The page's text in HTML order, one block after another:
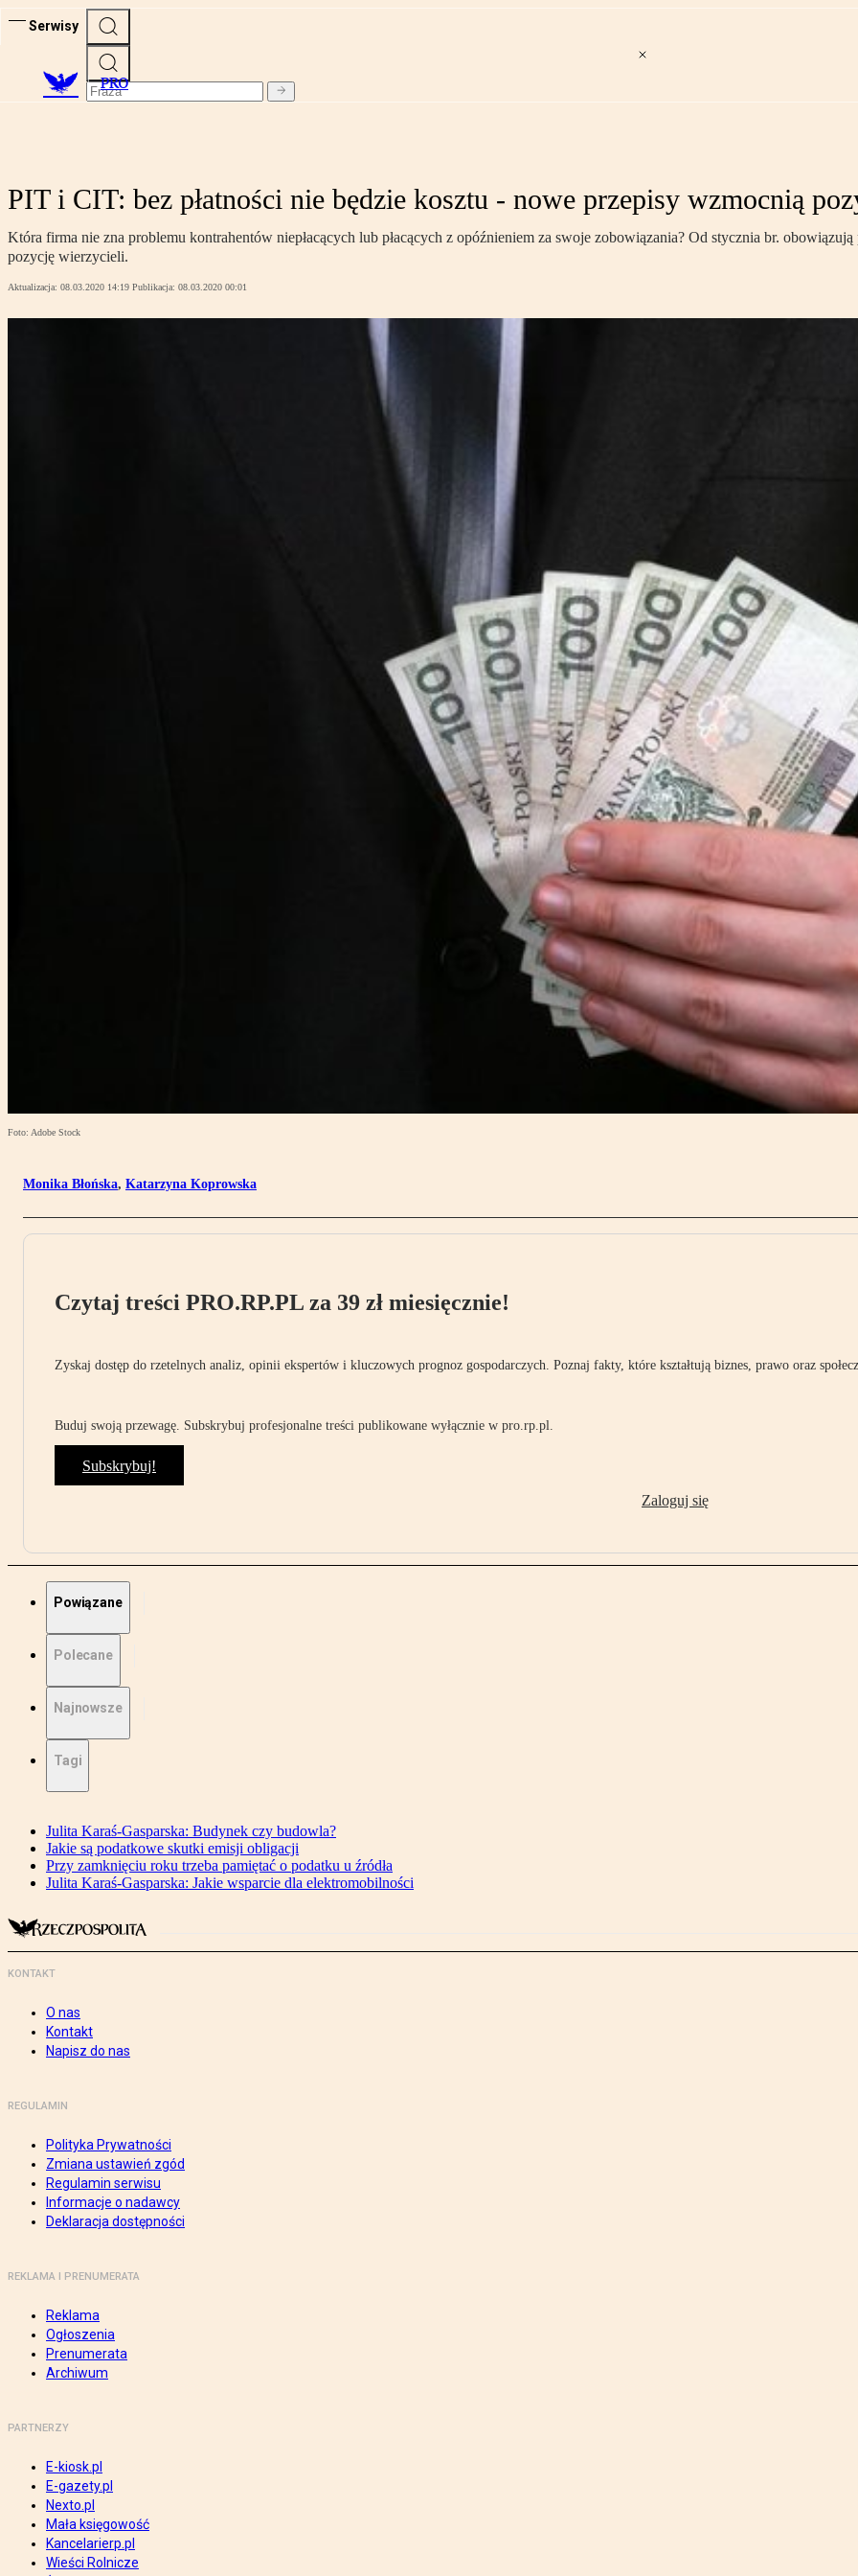
Serwisy
PRO
PIT i CIT: bez płatności nie będzie kosztu - nowe przepisy wzmocnią
Która firma nie zna problemu kontrahentów niepłacących lub płacących z opóźnieniem za swoje zobowiązania? Od stycznia br.
pozycję wierzycieli.
Aktualizacja: 08.03.2020 14:19 Publikacja: 08.03.2020 00:01
Foto: Adobe Stock
Monika Błońska, Katarzyna Koprowska
Czytaj treści PRO.RP.PL za 39 zł miesięcznie!
Zyskaj dostęp do rzetelnych analiz, opinii ekspertów i kluczowych prognoz gospodarczych. Poznaj fakty, które kształtują biznes, prawo oraz
Buduj swoją przewagę. Subskrybuj profesjonalne treści publikowane wyłącznie w pro.rp.pl.
Subskrybuj!
Zaloguj się
Powiązane
Polecane
Najnowsze
Tagi
Julita Karaś-Gasparska: Budynek czy budowla?
Jakie są podatkowe skutki emisji obligacji
Przy zamknięciu roku trzeba pamiętać o podatku u źródła
Julita Karaś-Gasparska: Jakie wsparcie dla elektromobilności
KONTAKT
O nas
Kontakt
Napisz do nas
REGULAMIN
Polityka Prywatności
Zmiana ustawień zgód
Regulamin serwisu
Informacje o nadawcy
Deklaracja dostępności
REKLAMA I PRENUMERATA
Reklama
Ogłoszenia
Prenumerata
Archiwum
PARTNERZY
E-kiosk.pl
E-gazety.pl
Nexto.pl
Mała księgowość
Kancelarierp.pl
Wieści Rolnicze